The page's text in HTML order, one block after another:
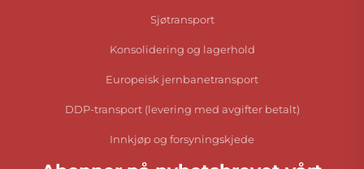
Sjøtransport
Konsolidering og lagerhold
Europeisk jernbanetransport
DDP-transport (levering med avgifter betalt)
Innkjøp og forsyningskjede